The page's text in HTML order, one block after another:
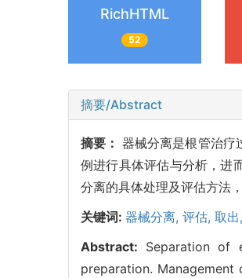
RichHTML
52
摘要/Abstract
摘要： 器械分离是根管治疗
例进行具体评估与分析，进
分离的具体处理及评估方法
关键词: 器械分离, 评估, 取出,
Abstract: Separation of
preparation.